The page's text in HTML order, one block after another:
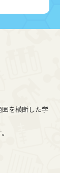
を横断した学